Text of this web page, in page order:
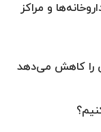
و مراکز
را کاهش می‌دهد